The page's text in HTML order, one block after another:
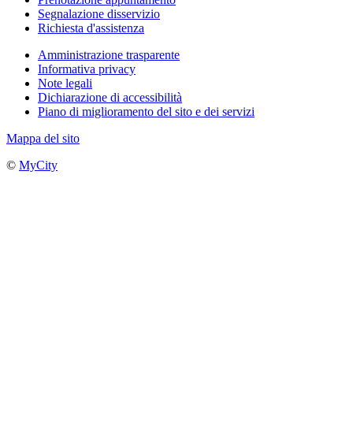
Segnalazione disservizio
Richiesta d'assistenza
Amministrazione trasparente
Informativa privacy
Note legali
Dichiarazione di accessibilità
Piano di miglioramento del sito e dei servizi
Mappa del sito
© MyCity